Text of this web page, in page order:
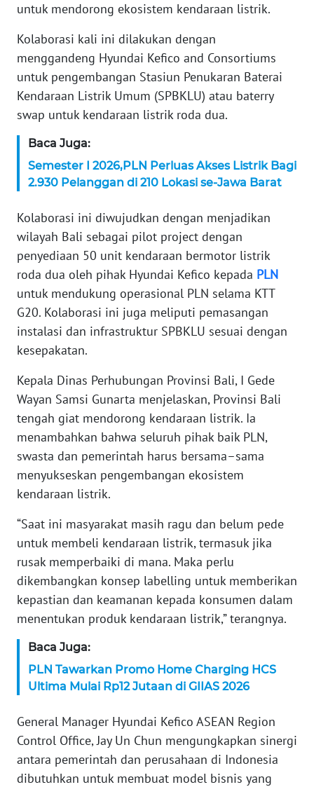
untuk mendorong ekosistem kendaraan listrik.
Kolaborasi kali ini dilakukan dengan
menggandeng Hyundai Kefico and Consortiums
untuk pengembangan Stasiun Penukaran Baterai
Kendaraan Listrik Umum (SPBKLU) atau baterry
swap untuk kendaraan listrik roda dua.
Baca Juga:
Semester I 2026,PLN Perluas Akses Listrik Bagi
2.930 Pelanggan di 210 Lokasi se-Jawa Barat
Kolaborasi ini diwujudkan dengan menjadikan
wilayah Bali sebagai pilot project dengan
penyediaan 50 unit kendaraan bermotor listrik
roda dua oleh pihak Hyundai Kefico kepada PLN
untuk mendukung operasional PLN selama KTT
G20. Kolaborasi ini juga meliputi pemasangan
instalasi dan infrastruktur SPBKLU sesuai dengan
kesepakatan.
Kepala Dinas Perhubungan Provinsi Bali, I Gede
Wayan Samsi Gunarta menjelaskan, Provinsi Bali
tengah giat mendorong kendaraan listrik. Ia
menambahkan bahwa seluruh pihak baik PLN,
swasta dan pemerintah harus bersama–sama
menyukseskan pengembangan ekosistem
kendaraan listrik.
“Saat ini masyarakat masih ragu dan belum pede
untuk membeli kendaraan listrik, termasuk jika
rusak memperbaiki di mana. Maka perlu
dikembangkan konsep labelling untuk memberikan
kepastian dan keamanan kepada konsumen dalam
menentukan produk kendaraan listrik,” terangnya.
Baca Juga:
PLN Tawarkan Promo Home Charging HCS
Ultima Mulai Rp12 Jutaan di GIIAS 2026
General Manager Hyundai Kefico ASEAN Region
Control Office, Jay Un Chun mengungkapkan sinergi
antara pemerintah dan perusahaan di Indonesia
dibutuhkan untuk membuat model bisnis yang
REDAKSI
DISCLAIMER
News
WN
WN
JAKARTA
WN
JABAR
BANTEN
WN
NTT
KEPRI
WN
WN
PAPUA
BARAT
WN
WN
SERAMBI
WN
JAMBI
WN